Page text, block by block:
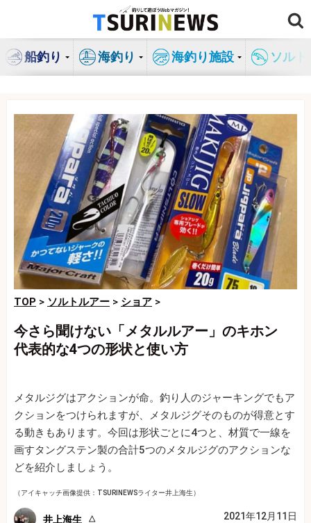
ン
船釣り 海釣り 海釣り施設 ソル
TOP > ソルトルアー > ショア >
今さら聞けない「メタルルアー」のキホン
代表的な4つの形状と使い方
メタルジグはアクションが命。釣り人のジャーキングでもア
クションをつけられますが、メタルジグそのものが得意とす
る動きもあります。今回は形状ごとに4つと、材質で一線を
画すタングステン製の合計5つのメタルジグのアクションな
どを紹介しましょう。
（アイキャッチ画像提供：TSURINEWSライター井上海生）
井上海生 2021年12月11日